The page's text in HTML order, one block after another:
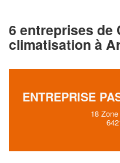
6 entreprises de
climatisation à
ENTREPRISE
18